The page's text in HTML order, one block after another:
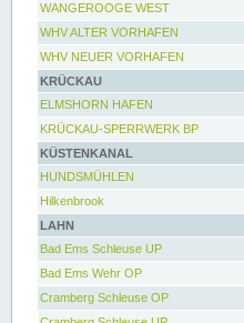
WANGEROOGE WEST
WHV ALTER VORHAFEN
WHV NEUER VORHAFEN
KRÜCKAU
ELMSHORN HAFEN
KRÜCKAU-SPERRWERK BP
KÜSTENKANAL
HUNDSMÜHLEN
Hilkenbrook
LAHN
Bad Ems Schleuse UP
Bad Ems Wehr OP
Cramberg Schleuse OP